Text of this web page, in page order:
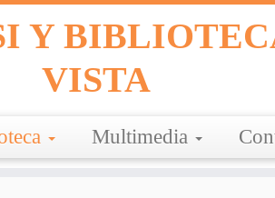
Y
VISTA
Multimedia